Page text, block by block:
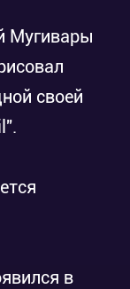
Мугивары
своей
в